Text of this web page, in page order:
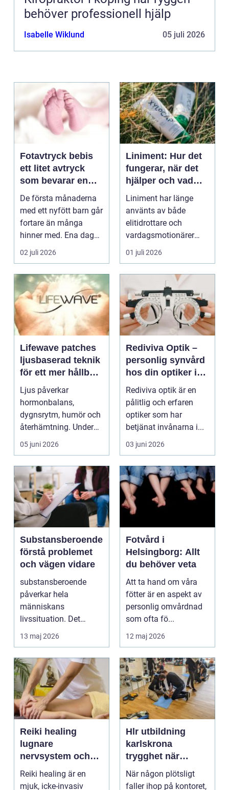
behöver professionell hjälp
Isabelle Wiklund 05 juli 2026
Fotavtryck bebis
ett litet avtryck
som bevarar en
stor stund
De första månaderna
med ett nyfött barn går
fortare än många
hinner med. Ena dagen
ryms hela foten i...
02 juli 2026
Liniment: Hur det
fungerar, när det
hjälper och vad
man bör tänka på
Liniment har länge
använts av både
elitidrottare och
vardagsmotionärer
för...
01 juli 2026
Lifewave patches
ljusbaserad teknik
för ett mer hållbart
välbefinnande
Ljus påverkar
hormonbalans,
dygnsrytm, humör och
återhämtning. Under
senare år har en ny typ
av prod...
05 juni 2026
Rediviva Optik –
personlig synvård
hos din optiker i
Uppsala
Rediviva optik är en
pålitlig och erfaren
optiker som har
betjänat invånarna i...
03 juni 2026
Substansberoende
förstå problemet
och vägen vidare
substansberoende
påverkar hela
människans
livssituation. Det
handlar sällan bara
om alkohol, narkoti...
13 maj 2026
Fotvård i
Helsingborg: Allt
du behöver veta
Att ta hand om våra
fötter är en aspekt av
personlig omvårdnad
som ofta fö...
12 maj 2026
Reiki healing
lugnare
nervsystem och
djupare
återhämtning
Reiki healing är en
mjuk, icke-invasiv
Hlr utbildning
karlskrona
trygghet när
sekunderna
räknas
När någon plötsligt
faller ihop på kontoret,